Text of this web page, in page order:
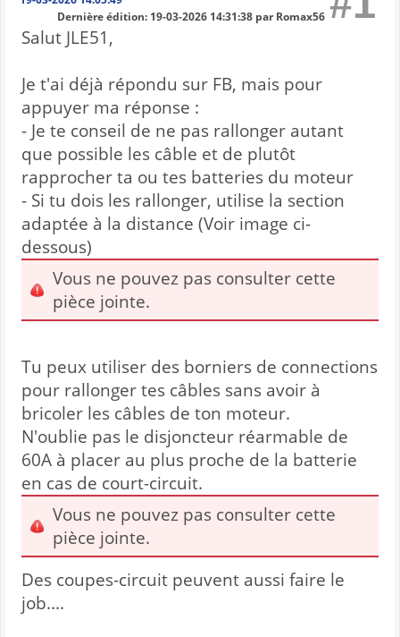
Dernière édition: 19-03-2026 14:31:38 par Romax56
Salut JLE51,
Je t'ai déjà répondu sur FB, mais pour
appuyer ma réponse :
- Je te conseil de ne pas rallonger autant
que possible les câble et de plutôt
rapprocher ta ou tes batteries du moteur
- Si tu dois les rallonger, utilise la section
adaptée à la distance (Voir image ci-
dessous)
Vous ne pouvez pas consulter cette
pièce jointe.
Tu peux utiliser des borniers de connections
pour rallonger tes câbles sans avoir à
bricoler les câbles de ton moteur.
N'oublie pas le disjoncteur réarmable de
60A à placer au plus proche de la batterie
en cas de court-circuit.
Vous ne pouvez pas consulter cette
pièce jointe.
Des coupes-circuit peuvent aussi faire le
job....